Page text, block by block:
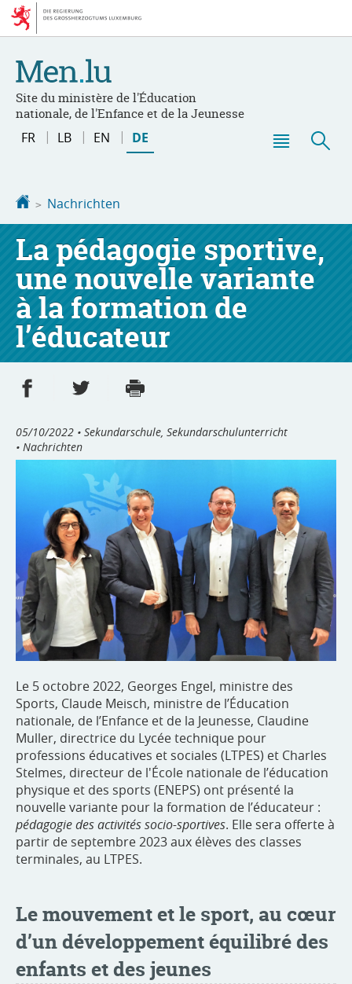
Zur
Navigation
Zum
Inhalt
Site du ministère de l'Éducation
nationale, de l'Enfance et de la Jeunesse
Changer
FR LB EN DE
Startseite
Nachrichten
La pédagogie sportive,
une nouvelle variante
à la formation de
l’éducateur
Partager sur Facebook
Partager sur Twitter
05/10/2022 • Sekundarschule, Sekundarschulunterricht
• Nachrichten
Le 5 octobre 2022, Georges Engel, ministre des
Sports, Claude Meisch, ministre de l’Éducation
nationale, de l’Enfance et de la Jeunesse, Claudine
Muller, directrice du Lycée technique pour
professions éducatives et sociales (LTPES) et Charles
Stelmes, directeur de l'École nationale de l’éducation
physique et des sports (ENEPS) ont présenté la
nouvelle variante pour la formation de l’éducateur :
pédagogie des activités socio-sportives. Elle sera offerte à
partir de septembre 2023 aux élèves des classes
terminales, au LTPES.
Le mouvement et le sport, au cœur
d’un développement équilibré des
enfants et des jeunes